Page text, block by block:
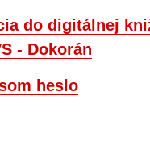
do digitálnej
- Dokorán
heslo